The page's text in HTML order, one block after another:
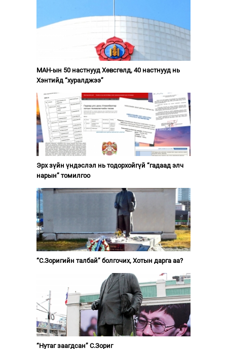
МАН-ын 50 настнууд Хөвсгөлд, 40 настнууд нь
Хэнтийд “хуралджээ”
Эрх зүйн үндэслэл нь тодорхойгүй “гадаад элч
нарын” томилгоо
“С.Зоригийн талбай” болгочих, Хотын дарга аа?
“Нутаг заагдсан” С.Зориг